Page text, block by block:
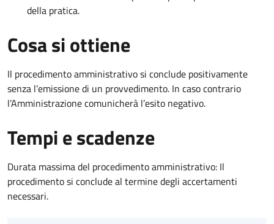
della pratica.
Cosa si ottiene
Il procedimento amministrativo si conclude positivamente
senza l’emissione di un provvedimento. In caso contrario
l’Amministrazione comunicherà l’esito negativo.
Tempi e scadenze
Durata massima del procedimento amministrativo: Il
procedimento si conclude al termine degli accertamenti
necessari.